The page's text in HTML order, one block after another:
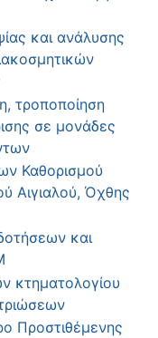
και ανάλυσης
τροποποίηση
σε μονάδες
Καθορισμού
Αιγιαλού, Όχθης
και
κτηματολογίου
Προστιθέμενης